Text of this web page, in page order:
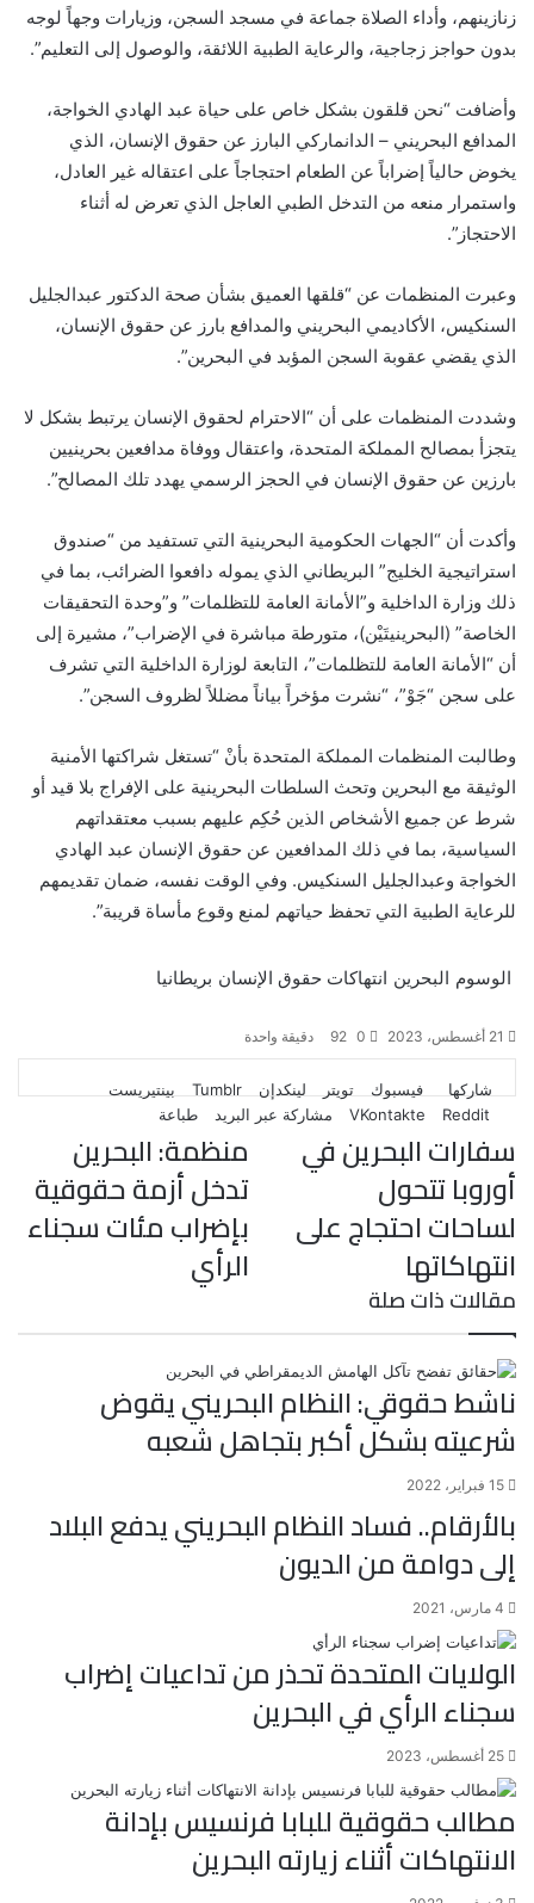
زنازينهم، وأداء الصلاة جماعة في مسجد السجن، وزيارات وجهاً لوجه
بدون حواجز زجاجية، والرعاية الطبية اللائقة، والوصول إلى التعليم”.
وأضافت “نحن قلقون بشكل خاص على حياة عبد الهادي الخواجة،
المدافع البحريني – الدانماركي البارز عن حقوق الإنسان، الذي
يخوض حالياً إضراباً عن الطعام احتجاجاً على اعتقاله غير العادل،
واستمرار منعه من التدخل الطبي العاجل الذي تعرض له أثناء
الاحتجاز”.
وعبرت المنظمات عن “قلقها العميق بشأن صحة الدكتور عبدالجليل
السنكيس، الأكاديمي البحريني والمدافع بارز عن حقوق الإنسان،
الذي يقضي عقوبة السجن المؤبد في البحرين”.
وشددت المنظمات على أن “الاحترام لحقوق الإنسان يرتبط بشكل لا
يتجزأ بمصالح المملكة المتحدة، واعتقال ووفاة مدافعين بحرينيين
بارزين عن حقوق الإنسان في الحجز الرسمي يهدد تلك المصالح”.
وأكدت أن “الجهات الحكومية البحرينية التي تستفيد من “صندوق
استراتيجية الخليج” البريطاني الذي يموله دافعوا الضرائب، بما في
ذلك وزارة الداخلية و”الأمانة العامة للتظلمات” و”وحدة التحقيقات
الخاصة” (البحرينيتَيْن)، متورطة مباشرة في الإضراب”، مشيرة إلى
أن “الأمانة العامة للتظلمات”، التابعة لوزارة الداخلية التي تشرف
على سجن “جَوْ”، “نشرت مؤخراً بياناً مضللاً لظروف السجن”.
وطالبت المنظمات المملكة المتحدة بأنْ “تستغل شراكتها الأمنية
الوثيقة مع البحرين وتحث السلطات البحرينية على الإفراج بلا قيد أو
شرط عن جميع الأشخاص الذين حُكِم عليهم بسبب معتقداتهم
السياسية، بما في ذلك المدافعين عن حقوق الإنسان عبد الهادي
الخواجة وعبدالجليل السنكيس. وفي الوقت نفسه، ضمان تقديمهم
للرعاية الطبية التي تحفظ حياتهم لمنع وقوع مأساة قريبة”.
الوسوم البحرين انتهاكات حقوق الإنسان بريطانيا
21 أغسطس، 2023 0
92 دقيقة واحدة
ي
ب
و
ك
و
ت
ر
ي
ك
د
إ
ن
T
m
b
l
r
ي
ت
ي
ر
ي
ت
R
d
d
i
t
ا
س
ا
ب
شاركها فيسبوك تويتر لينكدإن
بينتيريست
مشاركة عبر البريد طباعة
سفارات البحرين في
أوروبا تتحول
لساحات احتجاج على
انتهاكاتها
منظمة: البحرين
تدخل أزمة حقوقية
بإضراب مئات سجناء
الرأي
مقالات ذات صلة
ناشط حقوقي: النظام البحريني يقوض
شرعيته بشكل أكبر بتجاهل شعبه
15 فبراير، 2022
بالأرقام.. فساد النظام البحريني يدفع البلاد
إلى دوامة من الديون
4 مارس، 2021
الولايات المتحدة تحذر من تداعيات إضراب
سجناء الرأي في البحرين
25 أغسطس، 2023
مطالب حقوقية للبابا فرنسيس بإدانة
الانتهاكات أثناء زيارته البحرين